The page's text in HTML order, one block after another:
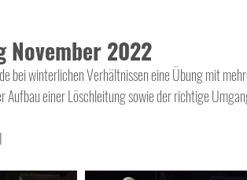
November 2022
bei winterlichen Verhältnissen eine Übung mit
Aufbau einer Löschleitung sowie der richtige